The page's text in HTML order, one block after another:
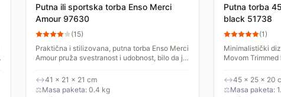
Putna ili sportska torba Enso Merci
Amour 97630
(15)
Praktična i stilizovana, putna torba Enso Merci
Amour pruža svestranost i udobnost, bilo da je
opreme....
↔41 × 21 × 21 cm
⚖Masa paketa: 0.4 kg
Putna torba
black 51738
(1)
Minimalistički
Movom
bilo da idete na
↔45 × 25 × 20
⚖Masa paketa: